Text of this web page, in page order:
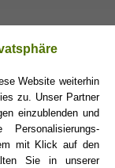
Website weiterhin
zu. Unser Partner
einzublenden und
mit Klick auf den
Sie in unserer